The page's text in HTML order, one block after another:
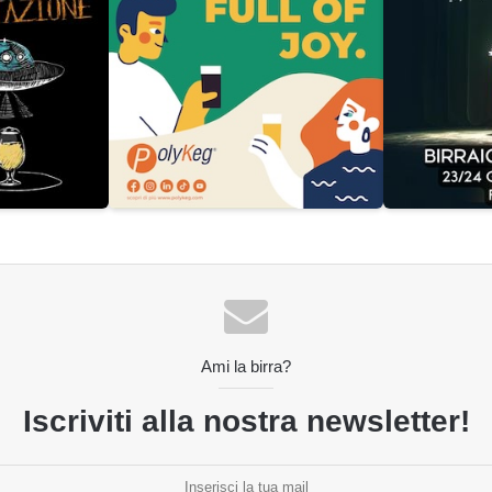
Ami la birra?
Iscriviti alla nostra newsletter!